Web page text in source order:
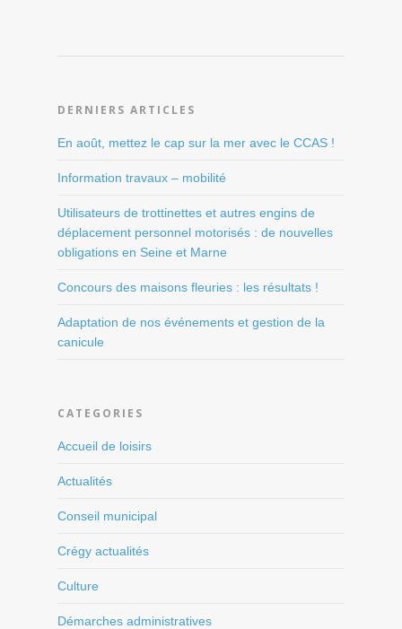
DERNIERS ARTICLES
En août, mettez le cap sur la mer avec le CCAS !
Information travaux – mobilité
Utilisateurs de trottinettes et autres engins de
déplacement personnel motorisés : de nouvelles
obligations en Seine et Marne
Concours des maisons fleuries : les résultats !
Adaptation de nos événements et gestion de la
canicule
CATEGORIES
Accueil de loisirs
Actualités
Conseil municipal
Crégy actualités
Culture
Démarches administratives